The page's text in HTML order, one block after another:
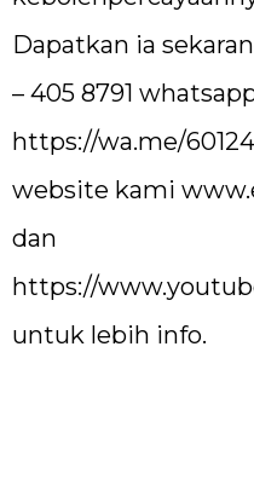
Dapatkan ia
– 405 8791
https://wa.me/
website kami
dan
https://
untuk lebih info.